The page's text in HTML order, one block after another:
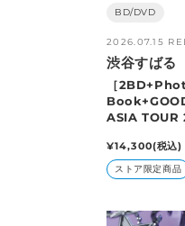
BD/DVD
2026.07.15
販
売
元:
渋谷すばる
［
ASIA TOUR
通
常
価
¥14,300(税込)
ストア限定商品